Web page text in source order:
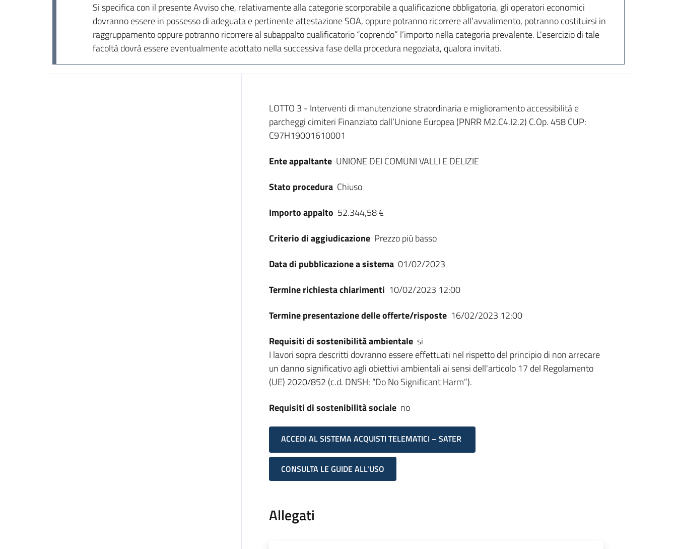
Si specifica con il presente Avviso che, relativamente alla categorie scorporabile a qualificazione obbligatoria, gli operatori economici
dovranno essere in possesso di adeguata e pertinente attestazione SOA, oppure potranno ricorrere all’avvalimento, potranno costituirsi in
raggruppamento oppure potranno ricorrere al subappalto qualificatorio “coprendo” l’importo nella categoria prevalente. L'esercizio di tale
facoltà dovrà essere eventualmente adottato nella successiva fase della procedura negoziata, qualora invitati.
Dati del bando
LOTTO 3 - Interventi di manutenzione straordinaria e miglioramento accessibilità e
parcheggi cimiteri Finanziato dall’Unione Europea (PNRR M2.C4.I2.2) C.Op. 458 CUP:
C97H19001610001
Ente appaltante UNIONE DEI COMUNI VALLI E DELIZIE
Stato procedura Chiuso
Importo appalto 52.344,58 €
Criterio di aggiudicazione Prezzo più basso
Data di pubblicazione a sistema 01/02/2023
Termine richiesta chiarimenti 10/02/2023 12:00
Termine presentazione delle offerte/risposte 16/02/2023 12:00
Requisiti di sostenibilità ambientale si
I lavori sopra descritti dovranno essere effettuati nel rispetto del principio di non arrecare
un danno significativo agli obiettivi ambientali ai sensi dell'articolo 17 del Regolamento
(UE) 2020/852 (c.d. DNSH: “Do No Significant Harm”).
Requisiti di sostenibilità sociale no
ACCEDI AL SISTEMA ACQUISTI TELEMATICI – SATER
CONSULTA LE GUIDE ALL'USO
Allegati